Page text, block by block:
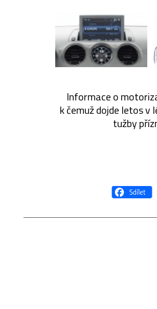
Informace o
k čemuž dojde letos v
tužby